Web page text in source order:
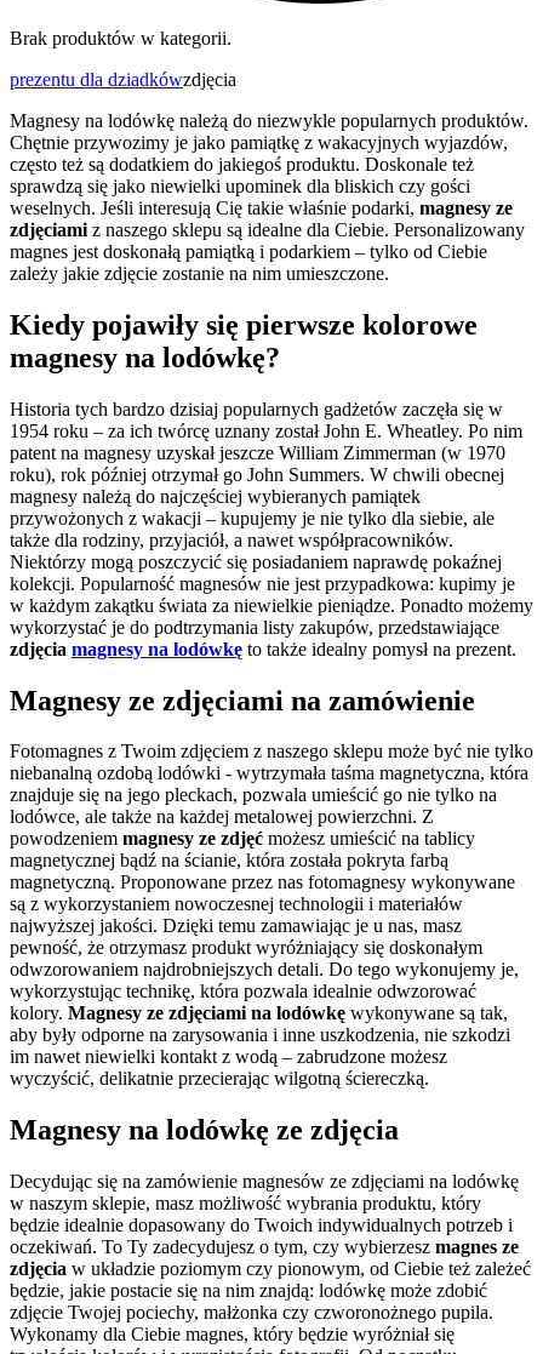
Brak produktów w kategorii.
prezentu dla dziadkówzdjęcia
Magnesy na lodówkę należą do niezwykle popularnych produktów.
Chętnie przywozimy je jako pamiątkę z wakacyjnych wyjazdów,
często też są dodatkiem do jakiegoś produktu. Doskonale też
sprawdzą się jako niewielki upominek dla bliskich czy gości
weselnych. Jeśli interesują Cię takie właśnie podarki, magnesy ze
zdjęciami z naszego sklepu są idealne dla Ciebie. Personalizowany
magnes jest doskonałą pamiątką i podarkiem – tylko od Ciebie
zależy jakie zdjęcie zostanie na nim umieszczone.
Kiedy pojawiły się pierwsze kolorowe
magnesy na lodówkę?
Historia tych bardzo dzisiaj popularnych gadżetów zaczęła się w
1954 roku – za ich twórcę uznany został John E. Wheatley. Po nim
patent na magnesy uzyskał jeszcze William Zimmerman (w 1970
roku), rok później otrzymał go John Summers. W chwili obecnej
magnesy należą do najczęściej wybieranych pamiątek
przywożonych z wakacji – kupujemy je nie tylko dla siebie, ale
także dla rodziny, przyjaciół, a nawet współpracowników.
Niektórzy mogą poszczycić się posiadaniem naprawdę pokaźnej
kolekcji. Popularność magnesów nie jest przypadkowa: kupimy je
w każdym zakątku świata za niewielkie pieniądze. Ponadto możemy
wykorzystać je do podtrzymania listy zakupów, przedstawiające
zdjęcia magnesy na lodówkę to także idealny pomysł na prezent.
Magnesy ze zdjęciami na zamówienie
Fotomagnes z Twoim zdjęciem z naszego sklepu może być nie tylko
niebanalną ozdobą lodówki - wytrzymała taśma magnetyczna, która
znajduje się na jego pleckach, pozwala umieścić go nie tylko na
lodówce, ale także na każdej metalowej powierzchni. Z
powodzeniem magnesy ze zdjęć możesz umieścić na tablicy
magnetycznej bądź na ścianie, która została pokryta farbą
magnetyczną. Proponowane przez nas fotomagnesy wykonywane
są z wykorzystaniem nowoczesnej technologii i materiałów
najwyższej jakości. Dzięki temu zamawiając je u nas, masz
pewność, że otrzymasz produkt wyróżniający się doskonałym
odwzorowaniem najdrobniejszych detali. Do tego wykonujemy je,
wykorzystując technikę, która pozwala idealnie odwzorować
kolory. Magnesy ze zdjęciami na lodówkę wykonywane są tak,
aby były odporne na zarysowania i inne uszkodzenia, nie szkodzi
im nawet niewielki kontakt z wodą – zabrudzone możesz
wyczyścić, delikatnie przecierając wilgotną ściereczką.
Magnesy na lodówkę ze zdjęcia
Decydując się na zamówienie magnesów ze zdjęciami na lodówkę
w naszym sklepie, masz możliwość wybrania produktu, który
będzie idealnie dopasowany do Twoich indywidualnych potrzeb i
oczekiwań. To Ty zadecydujesz o tym, czy wybierzesz magnes ze
zdjęcia w układzie poziomym czy pionowym, od Ciebie też zależeć
będzie, jakie postacie się na nim znajdą: lodówkę może zdobić
zdjęcie Twojej pociechy, małżonka czy czworonożnego pupila.
Wykonamy dla Ciebie magnes, który będzie wyróżniał się